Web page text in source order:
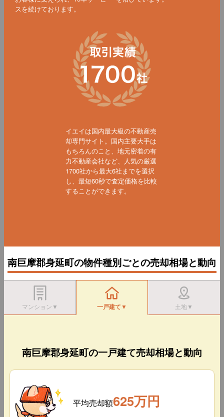
スを続けております。
イエイは国内最大級の不動産売
却専門サイト。国内主要大手は
もちろんのこと、地元密着の有
力不動産会社など、人気の厳選
1700社から最大6社までを選択
し、最短60秒で査定価格を比較
することができます。
南巨摩郡身延町の物件種別ごとの売却相場と動向
マンション▼ 一戸建て▼ 土地▼
南巨摩郡身延町の一戸建て売却相場と動向
平均売却額625万円